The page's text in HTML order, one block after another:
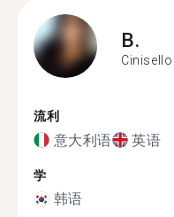
B.
流利
意大利语 英语
学
韩语